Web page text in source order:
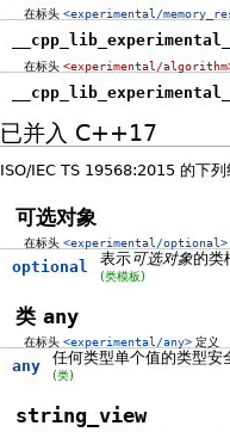
在标头<experimental/
在标头<experimental/
已并入 C++17
ISO/IEC TS 19568:2015 的下
可选对象
在标头<experimental/optional>
optional 表示可选对象的类
(类模板)
类 any
在标头<experimental/any> 定义
any 任何类型单个值的类型安
(类)
string_view